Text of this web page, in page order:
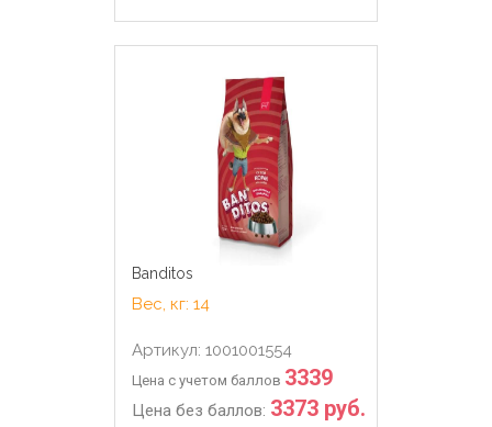
Banditos
Вес, кг: 14
Артикул: 1001001554
Цена с учетом баллов 3339
Цена без баллов: 3373 руб.